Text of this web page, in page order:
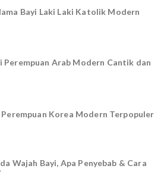
Bayi Laki Laki Katolik Modern
Perempuan Arab Modern Cantik dan
Perempuan Korea Modern Terpopuler
Wajah Bayi, Apa Penyebab & Cara